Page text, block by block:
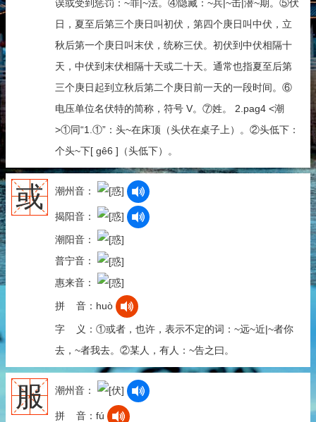
误或受到惩罚：~罪|~法。④隐藏：~兵|~击|潜~期。⑤伏
日，夏至后第三个庚日叫初伏，第四个庚日叫中伏，立
秋后第一个庚日叫末伏，统称三伏。初伏到中伏相隔十
天，中伏到末伏相隔十天或二十天。通常也指夏至后第
三个庚日起到立秋后第二个庚日前一天的一段时间。⑥
电压单位名伏特的简称，符号 V。⑦姓。 2.pag4 <潮
>①同“1.①”：头~在床顶（头伏在桌子上）。②头低下：
个头~下[ gê6 ]（头低下）。
或 潮州音：
揭阳音：
潮阳音：
普宁音：
惠来音：
拼 音：huò
字 义：①或者，也许，表示不定的词：~远~近|~者你
去，~者我去。②某人，有人：~告之曰。
服 潮州音：
拼 音：fú